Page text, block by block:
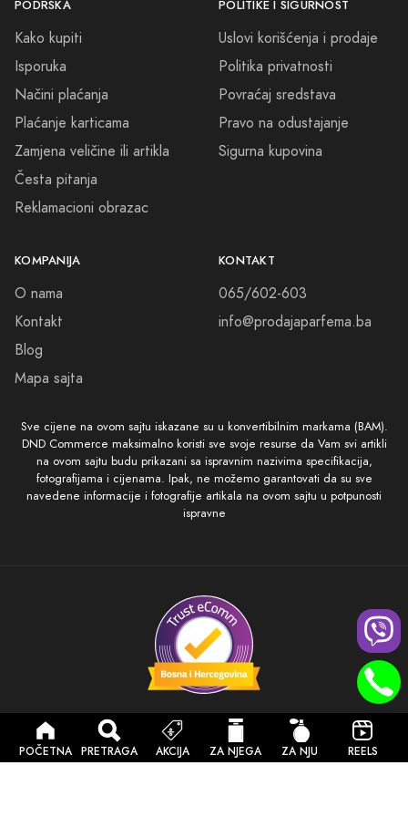
POČETNA PRETRAGA AKCIJA ZA NJEGA ZA NJU REELS
dodate eleganciju i stil vašoj svakodnevnici.
Hvala vam što ste izdvojili vreme da nas posetite i uživate u svetu
parfema. Vidimo se uskoro sa novim iznenađenjima.
PODRŠKA
Kako kupiti
Isporuka
Načini plaćanja
Plaćanje karticama
Zamjena veličine ili artikla
Česta pitanja
Reklamacioni obrazac
POLITIKE I SIGURNOST
Uslovi korišćenja i prodaje
Politika privatnosti
Povraćaj sredstava
Pravo na odustajanje
Sigurna kupovina
KOMPANIJA
O nama
Kontakt
Blog
Mapa sajta
KONTAKT
065/602-603
info@prodajaparfema.ba
Sve cijene na ovom sajtu iskazane su u konvertibilnim markama (BAM).
DND Commerce maksimalno koristi sve svoje resurse da Vam svi artikli
na ovom sajtu budu prikazani sa ispravnim nazivima specifikacija,
fotografijama i cijenama. Ipak, ne možemo garantovati da su sve
navedene informacije i fotografije artikala na ovom sajtu u potpunosti
ispravne
Sigurna kupovina
© 2026 Sva